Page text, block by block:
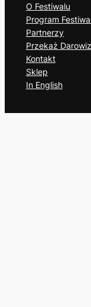
O Festiwalu
Program
Partnerzy
Przekaż
Kontakt
Sklep
In English